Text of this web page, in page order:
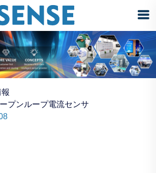
プンループ電流センサ